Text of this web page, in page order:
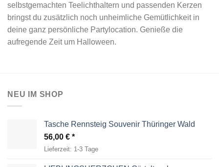
selbstgemachten Teelichthaltern und passenden Kerzen
bringst du zusätzlich noch unheimliche Gemütlichkeit in
deine ganz persönliche Partylocation. Genieße die
aufregende Zeit um Halloween.
NEU IM SHOP
Tasche Rennsteig Souvenir Thüringer Wald
56,00 €
Lieferzeit: 1-3 Tage